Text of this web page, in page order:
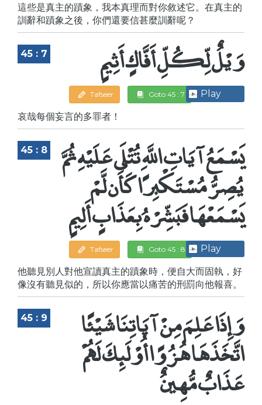
這些是真主的蹟象，我本真理而對你敘述它。在真主的
訓辭和蹟象之後，你們還要信甚麼訓辭呢？
45 : 7 وَيْلٌ لِّكُلِّ أَفَّاكٍ أَثِيمٍ
Tafseer Goto 45 : 7 Play
哀哉每個妄言的多罪者！
45 : 8 يَسْمَعُ آيَاتِ اللَّهِ تُتْلَى عَلَيْهِ ثُمَّ
يُصِرُّ مُسْتَكْبِرًا كَأَن لَّمْ
يَسْمَعْهَا فَبَشِّرْهُ بِعَذَابٍ أَلِيمٍ
Tafseer Goto 45 : 8 Play
他聽見別人對他宣讀真主的蹟象時，便自大而固執，好
像沒有聽見似的，所以你應當以痛苦的刑罰向他報喜。
45 : 9 وَإِذَا عَلِمَ مِنْ آيَاتِنَا شَيْئًا
اتَّخَذَهَا هُزُوًا أُوْلَئِكَ لَهُمْ
عَذَابٌ مُّهِينٌ